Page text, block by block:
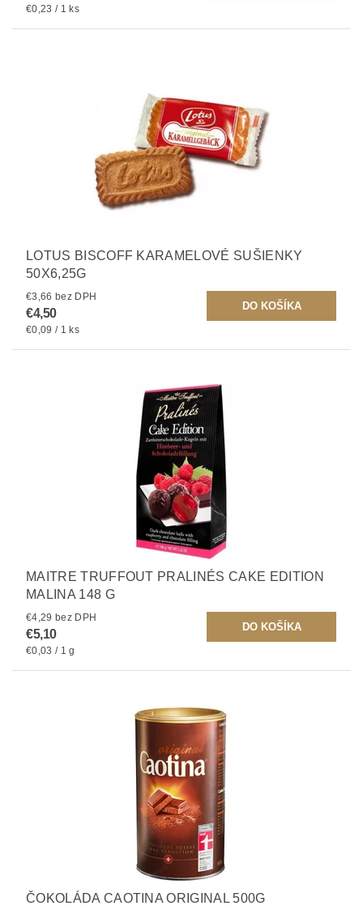
€0,23 / 1 ks
LOTUS BISCOFF KARAMELOVÉ SUŠIENKY
50X6,25G
€3,66 bez DPH
€4,50
€0,09 / 1 ks
MAITRE TRUFFOUT PRALINÉS CAKE EDITION
MALINA 148 G
€4,29 bez DPH
€5,10
€0,03 / 1 g
ČOKOLÁDA CAOTINA ORIGINAL 500G